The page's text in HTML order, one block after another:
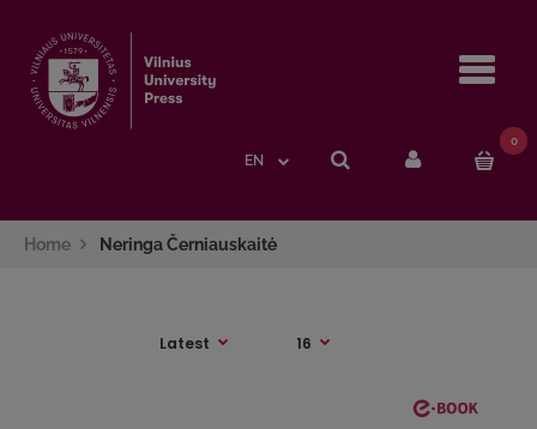
EN
0
Home Neringa Černiauskaitė